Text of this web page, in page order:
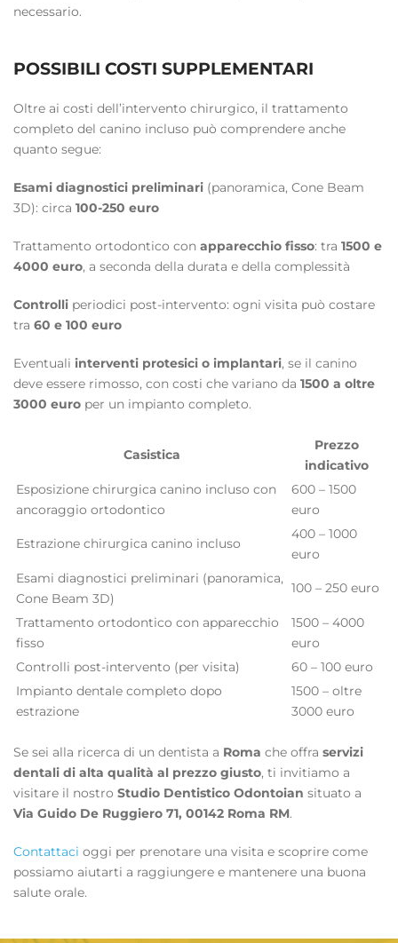
necessario.
POSSIBILI COSTI SUPPLEMENTARI
Oltre ai costi dell’intervento chirurgico, il trattamento
completo del canino incluso può comprendere anche
quanto segue:
Esami diagnostici preliminari (panoramica, Cone Beam
3D): circa 100-250 euro
Trattamento ortodontico con apparecchio fisso: tra 1500 e
4000 euro, a seconda della durata e della complessità
Controlli periodici post-intervento: ogni visita può costare
tra 60 e 100 euro
Eventuali interventi protesici o implantari, se il canino
deve essere rimosso, con costi che variano da 1500 a oltre
3000 euro per un impianto completo.
Casistica
Prezzo
indicativo
Esposizione chirurgica canino incluso con
ancoraggio ortodontico
600 – 1500
euro
Estrazione chirurgica canino incluso
400 – 1000
euro
Esami diagnostici preliminari (panoramica,
Cone Beam 3D)
100 – 250 euro
Trattamento ortodontico con apparecchio
fisso
1500 – 4000
euro
Controlli post-intervento (per visita)
60 – 100 euro
Impianto dentale completo dopo
estrazione
1500 – oltre
3000 euro
Se sei alla ricerca di un dentista a Roma che offra servizi
dentali di alta qualità al prezzo giusto, ti invitiamo a
visitare il nostro Studio Dentistico Odontoian situato a
Via Guido De Ruggiero 71, 00142 Roma RM.
Contattaci oggi per prenotare una visita e scoprire come
possiamo aiutarti a raggiungere e mantenere una buona
salute orale.